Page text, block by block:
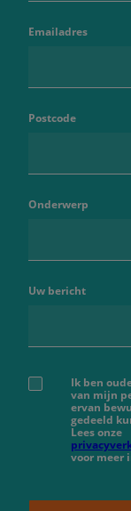
Emailadres
Postcode
Onderwerp
Uw bericht
Ik ben
van mijn
ervan
gedeeld
Lees onze
voor meer